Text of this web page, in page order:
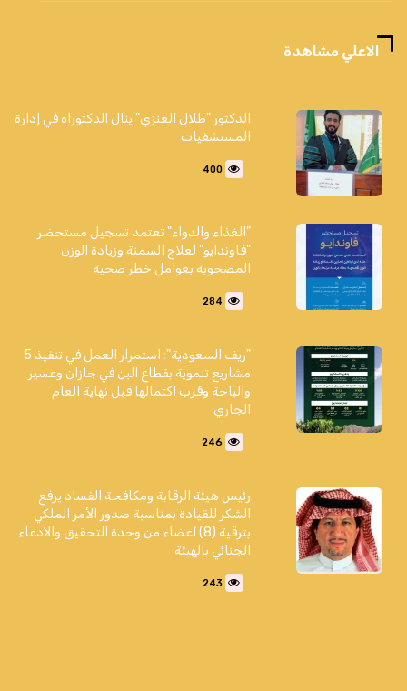
الاعلي مشاهدة
الدكتور "طلال العنزي" ينال الدكتوراه في إدارة
المستشفيات
400
"الغذاء والدواء" تعتمد تسجيل مستحضر
"فاوندايو" لعلاج السمنة وزيادة الوزن
المصحوبة بعوامل خطر صحية
284
"ريف السعودية": استمرار العمل في تنفيذ 5
مشاريع تنموية بقطاع البن في جازان وعسير
والباحة وقُرب اكتمالها قبل نهاية العام
الجاري
246
رئيس هيئة الرقابة ومكافحة الفساد يرفع
الشكر للقيادة بمناسبة صدور الأمر الملكي
بترقية (8) أعضاء من وحدة التحقيق والادعاء
الجنائي بالهيئة
243